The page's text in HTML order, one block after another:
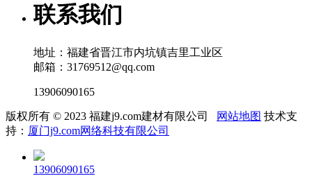
联系我们
地址：福建省晋江市内坑镇吉里工业区
邮箱：31769512@qq.com
13906090165
版权所有 © 2023 福建j9.com建材有限公司 网站地图 技术支
持： 厦门j9.com网络科技有限公司
13906090165